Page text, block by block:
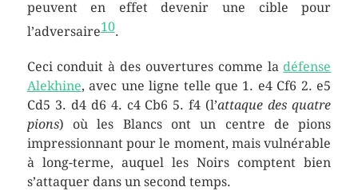
peuvent en effet devenir une cible pour
l’adversaire10.
Ceci conduit à des ouvertures comme la défense
Alekhine, avec une ligne telle que 1. e4 Cf6 2. e5
Cd5 3. d4 d6 4. c4 Cb6 5. f4 (l’attaque des quatre
pions) où les Blancs ont un centre de pions
impressionnant pour le moment, mais vulnérable
à long-terme, auquel les Noirs comptent bien
s’attaquer dans un second temps.